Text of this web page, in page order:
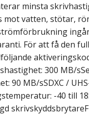
minsta
mot vatten, stötar,
ingår
För att få den
300 MB/
90 MB/sSDXC /
-40 till